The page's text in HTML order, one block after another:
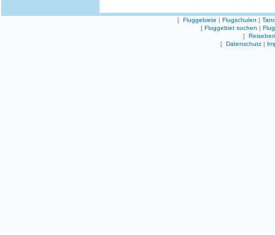
[ Fluggebiete | Flugschulen |
[ Fluggebiet suchen |
[
[ Datenschutz |